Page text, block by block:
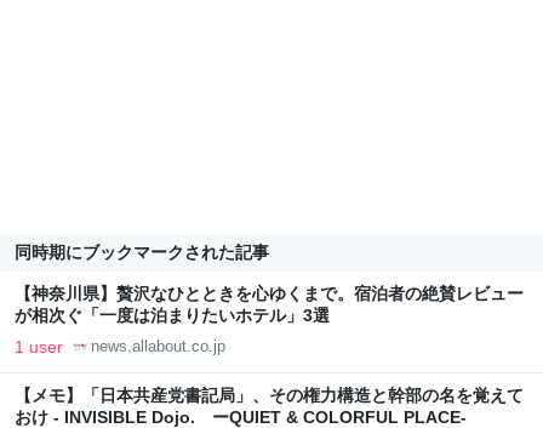
同時期にブックマークされた記事
【神奈川県】贅沢なひとときを心ゆくまで。宿泊者の絶賛レビュー
が相次ぐ「一度は泊まりたいホテル」3選
1 user news.allabout.co.jp
【メモ】「日本共産党書記局」、その権力構造と幹部の名を覚えて
おけ - INVISIBLE Dojo. ーQUIET & COLORFUL PLACE-